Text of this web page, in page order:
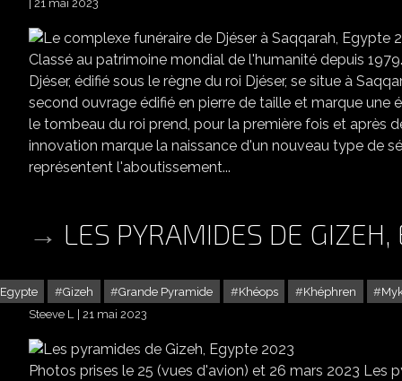
21 mai 2023
Classé au patrimoine mondial de l'humanité depuis
Djéser, édifié sous le règne du roi Djéser, se situe à
second ouvrage édifié en pierre de taille et marque
le tombeau du roi prend, pour la première fois et après
innovation marque la naissance d'un nouveau type de
représentent l'aboutissement...
LES PYRAMIDES DE
Egypte Gizeh Grande Pyramide Khéops Khéphren
Steeve L
21 mai 2023
Photos prises le 25 (vues d'avion) et 26 mars 2023